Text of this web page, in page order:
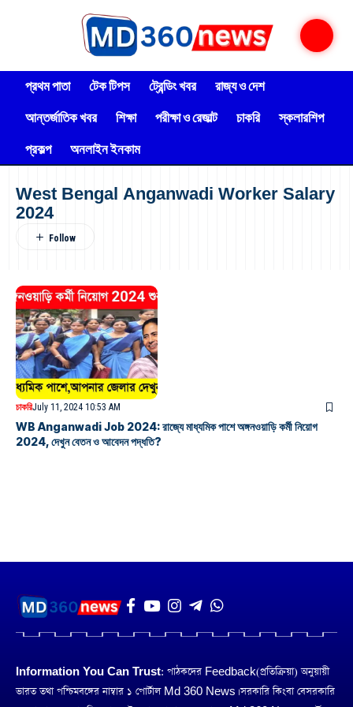
প্রথম পাতা টেক টিপস ট্রেন্ডিং খবর
রাজ্য ও দেশ
আন্তর্জাতিক খবর
শিক্ষা পরীক্ষা ও রেজাল্ট চাকরি
স্কলারশিপ
প্রকল্প
অনলাইন ইনকাম
West Bengal Anganwadi Worker Salary
2024
চাকরিJuly 11, 2024 10:53 AM
WB Anganwadi Job 2024: রাজ্যে মাধ্যমিক পাশে অঙ্গনওয়াড়ি কর্মী নিয়োগ
2024, দেখুন বেতন ও আবেদন পদ্ধতি?
Information You Can Trust: পাঠকদের Feedback(প্রতিক্রিয়া) অনুয়ায়ী
ভারত তথা পশ্চিমবঙ্গের নাম্বার ১ পোর্টাল Md 360 News। সরকারি কিংবা বেসরকারি